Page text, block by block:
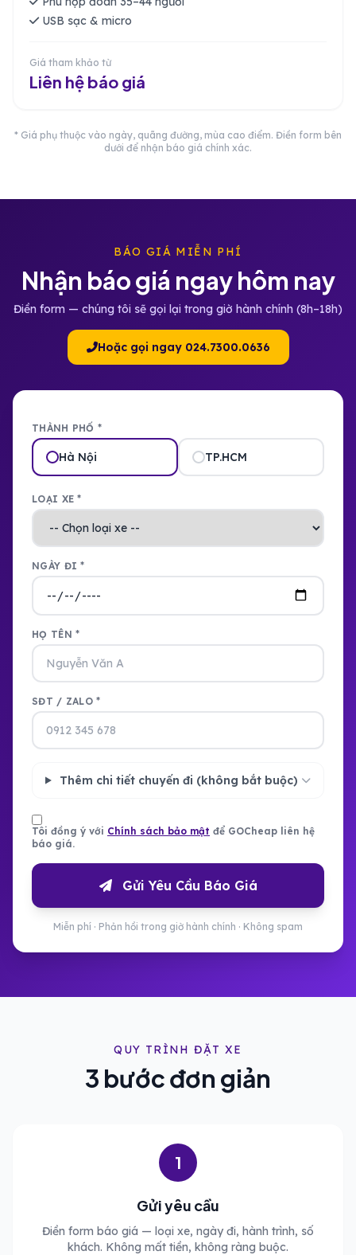
USB sạc & micro
Giá tham khảo từ
Liên hệ báo giá
* Giá phụ thuộc vào ngày, quãng đường, mùa cao điểm. Điền form bên
dưới để nhận báo giá chính xác.
BÁO GIÁ MIỄN PHÍ
Nhận báo giá ngay hôm nay
Điền form — chúng tôi sẽ gọi lại trong giờ hành chính (8h–18h)
Hoặc gọi ngay 024.7300.0636
THÀNH PHỐ *
Hà Nội TP.HCM
LOẠI XE *
NGÀY ĐI *
HỌ TÊN *
SĐT / ZALO *
Thêm chi tiết chuyến đi (không bắt buộc)
Tôi đồng ý với Chính sách bảo mật để GOCheap liên hệ
báo giá.
Gửi Yêu Cầu Báo Giá
Miễn phí · Phản hồi trong giờ hành chính · Không spam
QUY TRÌNH ĐẶT XE
3 bước đơn giản
1
Gửi yêu cầu
Điền form báo giá — loại xe, ngày đi, hành trình, số
khách. Không mất tiền, không ràng buộc.